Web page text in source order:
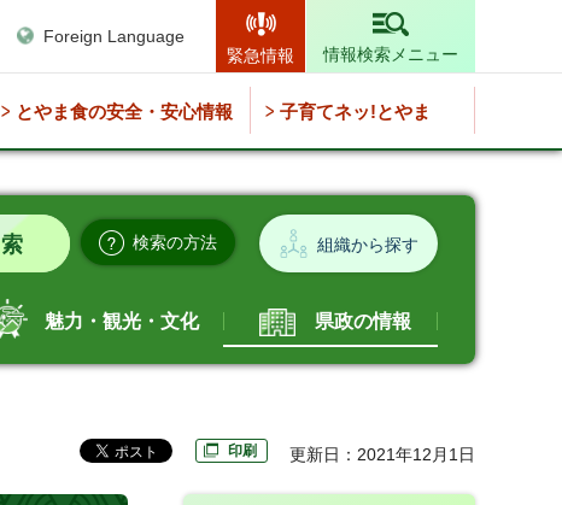
Foreign Language
緊急情報
情報検索メニュー
とやま食の安全・安心情報 子育てネッ!とやま
検索の方法 組織から探す
魅力・観光・文化 県政の情報
印刷 更新日：2021年12月1日